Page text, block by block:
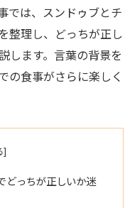
では、スンドゥブとチ
整理し、どっちが正し
します。言葉の背景を
の食事がさらに楽しく
どっちが正しいか迷